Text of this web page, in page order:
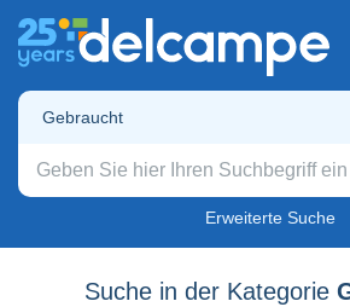
Gebraucht
Erweiterte Suche
Suche in der Kategorie